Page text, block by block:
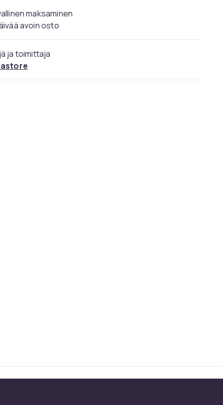
maksaminen
avoin osto
ja toimittaja